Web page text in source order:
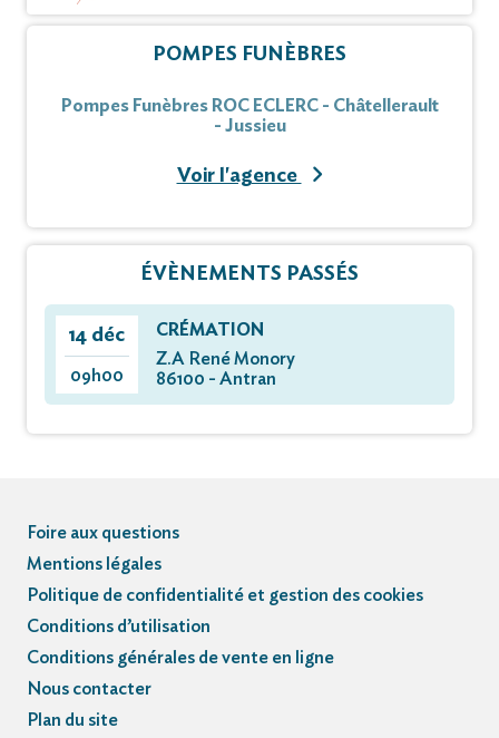
POMPES FUNÈBRES
Pompes Funèbres ROC ECLERC - Châtellerault
- Jussieu
Voir l'agence
ÉVÈNEMENTS PASSÉS
14 déc
09h00
CRÉMATION
Z.A René Monory
86100 - Antran
Foire aux questions
Mentions légales
Politique de confidentialité et gestion des cookies
Conditions d’utilisation
Conditions générales de vente en ligne
Nous contacter
Plan du site